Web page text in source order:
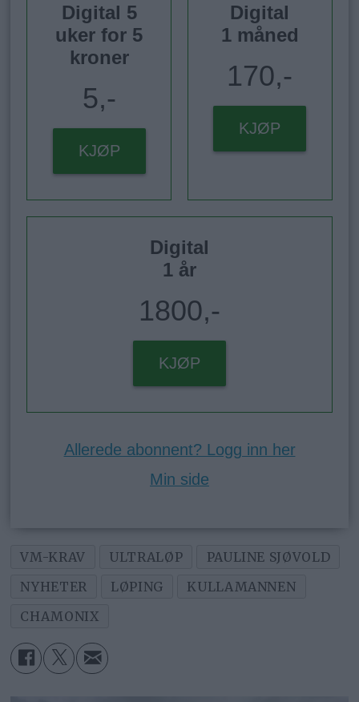
Digital 5
uker for 5
kroner
5,-
KJØP
Digital
1 måned
170,-
KJØP
Digital
1 år
1800,-
KJØP
Allerede abonnent? Logg inn her
Min side
VM-KRAV ULTRALØP
PAULINE SJØVOLD
NYHETER
LØPING
KULLAMANNEN
CHAMONIX